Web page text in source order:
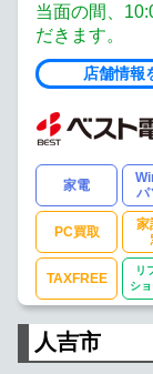
当面の間、
だきます。
店舗情報
家電
パ
PC買取
家
TAXFREE
リ
シ
人吉市